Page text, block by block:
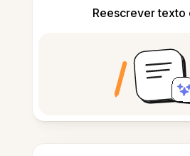
Reescrever texto